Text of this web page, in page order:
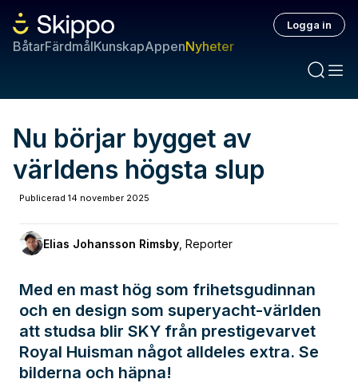
BåtarFärdmålKunskapAppenNyheter
Logga in
Nu börjar bygget av
världens högsta slup
Publicerad 14 november 2025
Elias Johansson Rimsby Reporter
Med en mast hög som frihetsgudinnan
och en design som superyacht-världen
att studsa blir SKY från prestigevarvet
Royal Huisman något alldeles extra. Se
bilderna och häpna!